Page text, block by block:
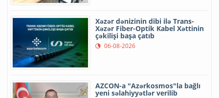
Xəzər dənizinin dibi ilə Trans-
Xəzər Fiber-Optik Kabel Xəttinin
çəkilişi başa çatıb
06-08-2026
AZCON-a "Azərkosmos"la bağlı
yeni səlahiyyətlər verilib